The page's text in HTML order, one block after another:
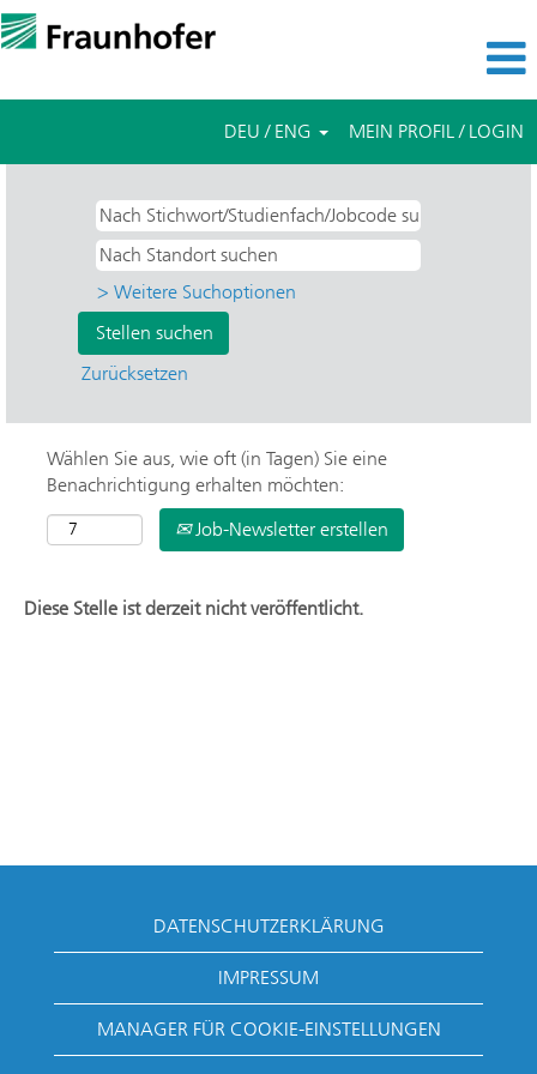
DEU / ENG MEIN PROFIL / LOGIN
> Weitere Suchoptionen
Zurücksetzen
Wählen Sie aus, wie oft (in Tagen) Sie eine
Benachrichtigung erhalten möchten:
Job-Newsletter erstellen
Diese Stelle ist derzeit nicht veröffentlicht.
DATENSCHUTZERKLÄRUNG
IMPRESSUM
MANAGER FÜR COOKIE-EINSTELLUNGEN